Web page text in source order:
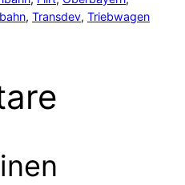
, Transdev, Triebwagen